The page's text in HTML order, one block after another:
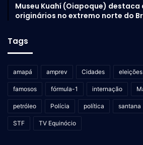
Museu Kuahí (Oiapoque)
originários no extremo norte do
Tags
amapá amprev Cidades eleições
famosos fórmula-1 internação
petróleo Polícia política santana
STF TV Equinócio